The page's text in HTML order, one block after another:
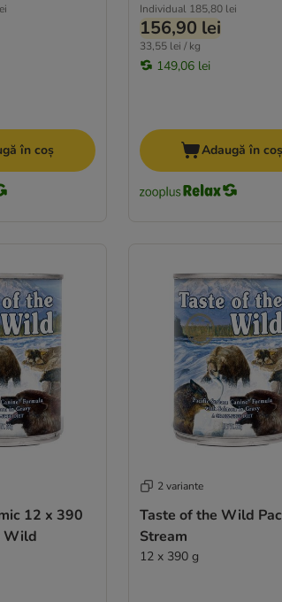
în coș
Individual 185,80 lei
156,90 lei
33,55 lei / kg
149,06 lei
Adaugă în coș
12 x 390
Wild
2 variante
Taste of the Wild
Stream
12 x 390 g